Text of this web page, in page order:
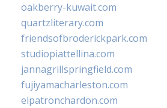
oakberry-kuwait.com
quartzliterary.com
friendsofbroderickpark.com
studiopiattellina.com
jannagrillspringfield.com
fujiyamacharleston.com
elpatronchardon.com